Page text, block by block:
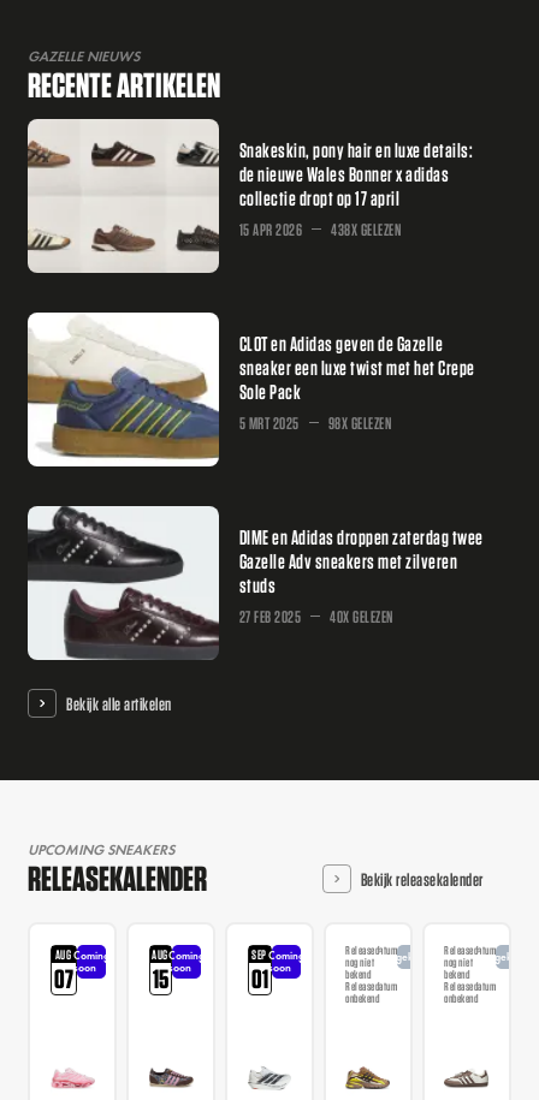
GAZELLE NIEUWS
RECENTE ARTIKELEN
Snakeskin, pony hair en luxe details:
de nieuwe Wales Bonner x adidas
collectie dropt op 17 april
15 APR 2026 438X GELEZEN
CLOT en Adidas geven de Gazelle
sneaker een luxe twist met het Crepe
Sole Pack
5 MRT 2025 98X GELEZEN
DIME en Adidas droppen zaterdag twee
Gazelle Adv sneakers met zilveren
studs
27 FEB 2025 40X GELEZEN
Bekijk alle artikelen
UPCOMING SNEAKERS
RELEASEKALENDER Bekijk releasekalender
AUG
07
Coming
soon
AUG
15
Coming
soon
SEP
01
Coming
soon
Releasedatum
nog niet
bekend
Releasedatum
onbekend
AangekondigdReleasedatum
nog niet
bekend
Releasedatum
onbekend